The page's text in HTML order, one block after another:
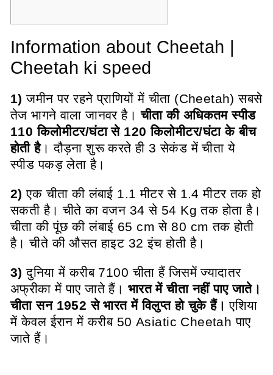
Information about Cheetah |
Cheetah ki speed
1) जमीन पर रहने प्राणियों में चीता (Cheetah) सबसे
तेज भागने वाला जानवर है।चीता की अधिकतम स्पीड
110 किलोमीटर/घंटा से 120 किलोमीटर/घंटा के बीच
होती है। दौड़ना शुरू करते ही 3 सेकंड में चीता ये
स्पीड पकड़ लेता है।
2) एक चीता की लंबाई 1.1 मीटर से 1.4 मीटर तक हो
सकती है। चीते का वजन 34 से 54 Kg तक होता है।
चीता की पूंछ की लंबाई 65 cm से 80 cm तक होती
है। चीते की औसत हाइट 32 इंच होती है।
3) दुनिया में करीब 7100 चीता हैं जिसमें ज्यादातर
अफ्रीका में पाए जाते हैं। भारत में चीता नहीं पाए जाते।
चीता सन 1952 से भारत में विलुप्त हो चुके हैं।एशिया
में केवल ईरान में करीब 50 Asiatic Cheetah पाए
जाते हैं।